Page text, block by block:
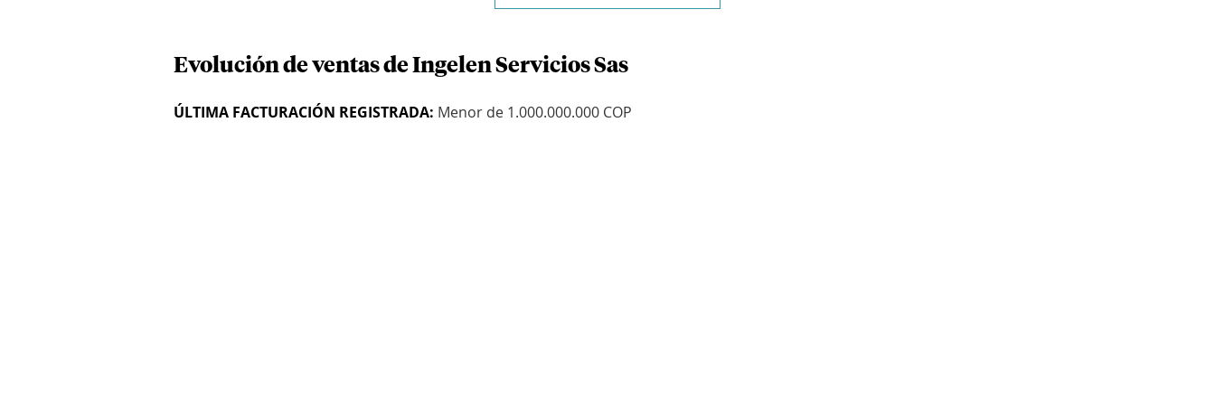
Evolución de ventas de Ingelen Servicios Sas
ÚLTIMA FACTURACIÓN REGISTRADA: Menor de 1.000.000.000 COP